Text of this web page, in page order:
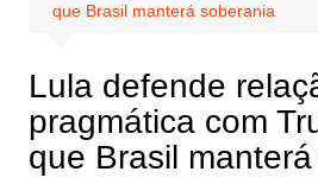
d
que Brasil manterá soberania
Lula defende
pragmática com
que Brasil